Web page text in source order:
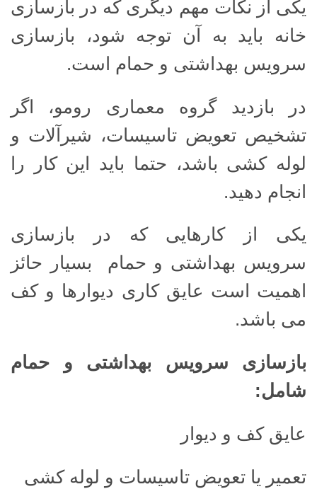
یکی از نکات مهم دیگری که در بازسازی
خانه باید به آن توجه شود، بازسازی
سرویس بهداشتی و حمام است.
در بازدید گروه معماری رومو، اگر
تشخیص تعویض تاسیسات، شیرآلات و
لوله کشی باشد، حتما باید این کار را
انجام دهید.
یکی از کارهایی که در بازسازی
سرویس بهداشتی و حمام بسیار حائز
اهمیت است عایق کاری دیوارها و کف
می باشد.
بازسازی سرویس بهداشتی و حمام
شامل:
عایق کف و دیوار
تعمیر یا تعویض تاسیسات و لوله کشی